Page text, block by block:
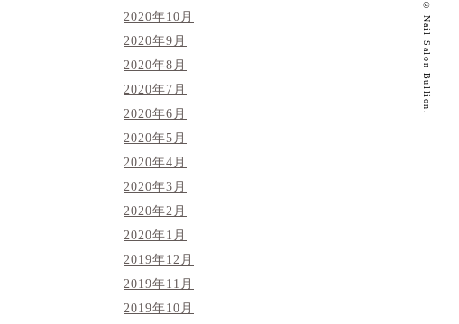
2020年10月
2020年9月
2020年8月
2020年7月
2020年6月
2020年5月
2020年4月
2020年3月
2020年2月
2020年1月
2019年12月
2019年11月
2019年10月
© Nail Salon Bullion.